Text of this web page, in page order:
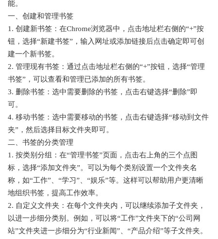
能。
一、创建和管理书签
1. 创建新书签：在Chrome浏览器中，点击地址栏右侧的“+”按
钮，选择“新建书签”，输入网址或添加链接后点击确定即可创
建一个新书签。
2. 管理现有书签：通过点击地址栏右侧的“+”按钮，选择“管理
书签”，可以查看和管理已添加的所有书签。
3. 删除书签：选中需要删除的书签，点击右键选择“删除”即
可。
4. 移动书签：选中需要移动的书签，点击右键选择“移动到文件
夹”，然后选择目标文件夹即可。
二、书签的分类管理
1. 按类别分组：在“管理书签”页面，点击右上角的三个点图
标，选择“添加文件夹”。可以为每个类别设置一个文件夹名
称，如“工作”、“学习”、“娱乐”等。这样可以帮助用户更清晰
地组织书签，提高工作效率。
2. 自定义文件夹：在每个文件夹内，可以继续添加子文件夹，
以进一步细分类别。例如，可以将“工作”文件夹下的“公司网
站”文件夹进一步细分为“行业新闻”、“产品介绍”等子文件夹。